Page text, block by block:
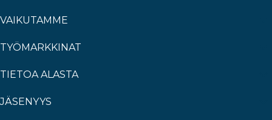
VAIKUTAMME
TYÖMARKKINAT
TIETOA ALASTA
JÄSENYYS